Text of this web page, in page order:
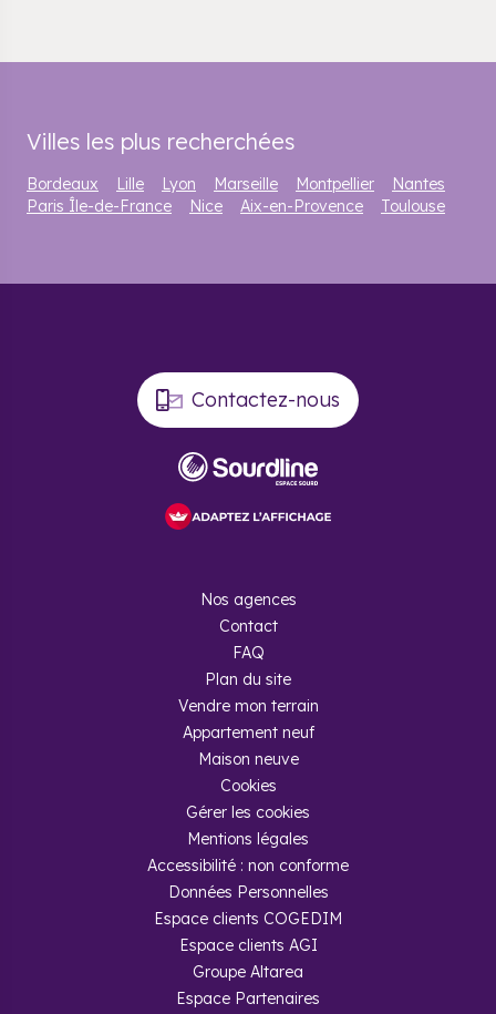
Villes les plus recherchées
Bordeaux Lille Lyon Marseille Montpellier
Nantes
Paris Île-de-France
Nice Aix-en-Provence Toulouse
Contactez-nous
Nos agences
Contact
FAQ
Plan du site
Vendre mon terrain
Appartement neuf
Maison neuve
Cookies
Gérer les cookies
Mentions légales
Accessibilité : non conforme
Données Personnelles
Espace clients COGEDIM
Espace clients AGI
Groupe Altarea
Espace Partenaires